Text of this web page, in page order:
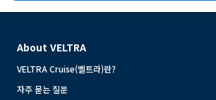
About VELTRA
VELTRA Cruise(벨트라)란?
자주 묻는 질문